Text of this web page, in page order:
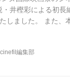
・井樫彩による初
しました。 また
インダンス映画祭
ーノ監督『パルプ
cinefil編集部